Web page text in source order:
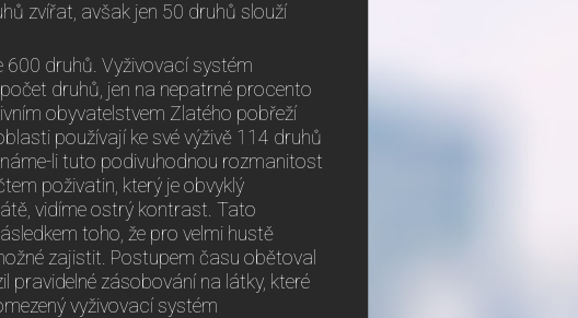
zvířat, avšak jen 50 druhů slouží
druhů. Vyživovací systém
druhů, jen na nepatrné procento
obyvatelstvem Zlatého pobřeží
používají ke své výživě 114 druhů
li tuto podivuhodnou rozmanitost
poživatin, který je obvyklý
vidíme ostrý kontrast. Tato
toho, že pro velmi hustě
zajistit. Postupem času obětoval
zásobování na látky, které
vyživovací systém